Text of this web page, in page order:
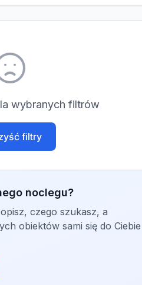
wybranych filtrów
filtry
noclegu?
czego szukasz, a
obiektów sami się do Ciebie